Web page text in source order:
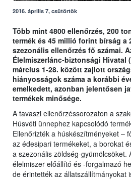
2016. április 7, csütörtök
Több mint 4800 ellenőrzés, 200
termék és 45 millió forint bírság a
szezonális ellenőrzés fő számai.
Élelmiszerlánc-biztonsági Hivatal
március 1-28. között zajlott
hiányosságok száma a korábbi
emelkedett, azonban jelentősen
termékek minősége.
A tavaszi ellenőrzéssorozaton a
Húsvéti ünnephez kapcsolódó
Ellenőrizték a húskészítményeket –
az édesipari termékeket, a borokat
a szezonális zöldség-gyümölcsöket.
élelmiszer előállító és -forgalmazó
de érintették az állatszállítmányokat